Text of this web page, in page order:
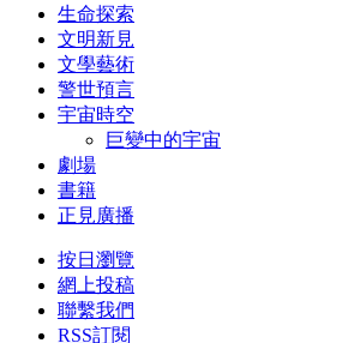
生命探索
文明新見
文學藝術
警世預言
宇宙時空
巨變中的宇宙
劇場
書籍
正見廣播
按日瀏覽
網上投稿
聯繫我們
RSS訂閱